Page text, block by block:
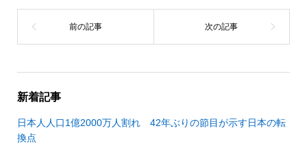
新着記事
日本人人口1億2000万人割れ 42年ぶりの節目が示す日本の転
換点